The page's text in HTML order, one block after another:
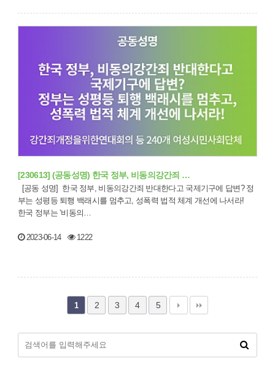
[230613] (공동성명) 한국 정부, 비동의강간죄 …
부는 성평등 퇴행 백래시를 멈추고, 성폭력 법적 체계 개선에 나서라!
한국 정부는 ‘비동의…
2023-06-14 1222
1 2 3 4 5